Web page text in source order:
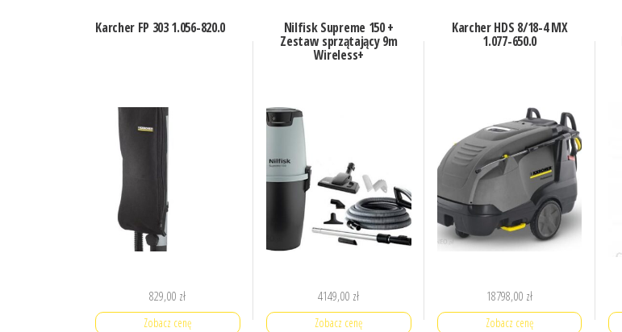
Karcher FP 303 1.056-820.0
829,00 zł
Zobacz cenę
Nilfisk Supreme 150 +
Zestaw sprzątający 9m
Wireless+
4149,00 zł
Zobacz cenę
Karcher HDS 8/18-4 MX
1.077-650.0
18798,00 zł
Zobacz cenę